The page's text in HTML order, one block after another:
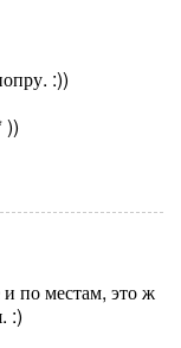
:))
))
по местам, это ж
:)